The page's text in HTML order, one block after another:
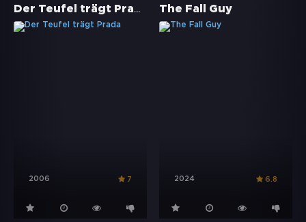
Der Teufel trägt Prada
2006 7
The Fall Guy
2024 6.8